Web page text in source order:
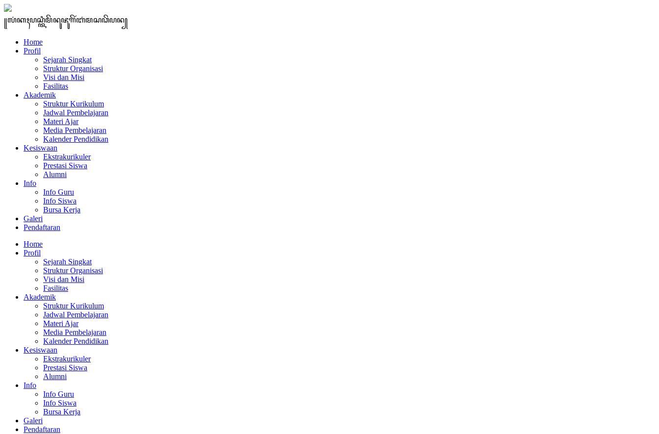
꧋ꦭꦁꦏꦃꦥꦱ꧀ꦠꦶꦩꦼꦤꦸꦗꦸꦒꦼꦂꦧꦁꦩꦱꦣꦼꦥꦤ꧀
Home
Profil
Sejarah Singkat
Struktur Organisasi
Visi dan Misi
Fasilitas
Akademik
Struktur Kurikulum
Jadwal Pembelajaran
Materi Ajar
Media Pembelajaran
Kalender Pendidikan
Kesiswaan
Ekstrakurikuler
Prestasi Siswa
Alumni
Info
Info Guru
Info Siswa
Bursa Kerja
Galeri
Pendaftaran
Home
Profil
Sejarah Singkat
Struktur Organisasi
Visi dan Misi
Fasilitas
Akademik
Struktur Kurikulum
Jadwal Pembelajaran
Materi Ajar
Media Pembelajaran
Kalender Pendidikan
Kesiswaan
Ekstrakurikuler
Prestasi Siswa
Alumni
Info
Info Guru
Info Siswa
Bursa Kerja
Galeri
Pendaftaran